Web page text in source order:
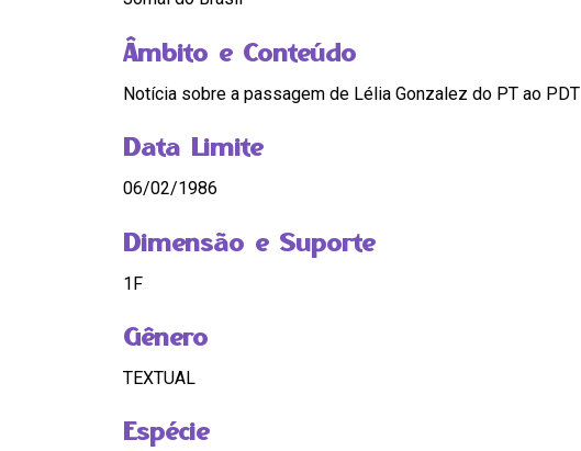
Âmbito e Conteúdo
Notícia sobre a passagem de Lélia Gonzalez do PT ao PDT
Data Limite
06/02/1986
Dimensão e Suporte
1F
Gênero
TEXTUAL
Espécie